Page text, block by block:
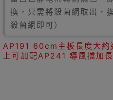
換，只需將殺菌網取出，
殺菌網即可）
AP191 60cm主板長度大約
上可加配AP241 導風擋加